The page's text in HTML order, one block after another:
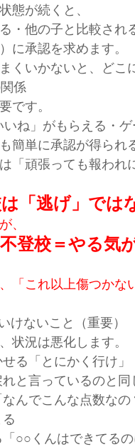
態が続くと、
・他の子と比較され
に承認を求めます。
くいかないと、どこ
係
です。
いね」がもらえる・
簡単に承認が得られ
「頑張っても報われ
「逃げ」では
、
登校＝やる気
「これ以上傷つかな
けないこと（重要）
状況は悪化します。
る「とにかく行け」
と言っているのと同
んでこんな点数なの
○○くんはできてるの